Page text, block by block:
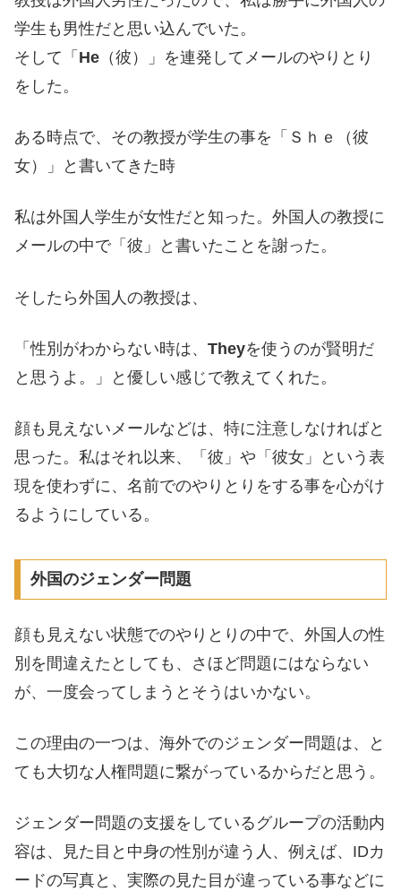
学生も男性だと思い込んでいた。
そして「 He （彼）」を連発してメールのやりとり
をした。
ある時点で、その教授が学生の事を「Ｓｈｅ（彼
女）」と書いてきた時
私は外国人学生が女性だと知った。外国人の教授に
メールの中で「彼」と書いたことを謝った。
そしたら外国人の教授は、
「性別がわからない時は、 Theyを使うのが賢明だ
と思うよ。」と優しい感じで教えてくれた。
顔も見えないメールなどは、特に注意しなければと
思った。私はそれ以来、「彼」や「彼女」という表
現を使わずに、名前でのやりとりをする事を心がけ
るようにしている。
外国のジェンダー問題
顔も見えない状態でのやりとりの中で、外国人の性
別を間違えたとしても、さほど問題にはならない
が、一度会ってしまうとそうはいかない。
この理由の一つは、海外でのジェンダー問題は、と
ても大切な人権問題に繋がっているからだと思う。
ジェンダー問題の支援をしているグループの活動内
容は、見た目と中身の性別が違う人、例えば、IDカ
ードの写真と、実際の見た目が違っている事などに